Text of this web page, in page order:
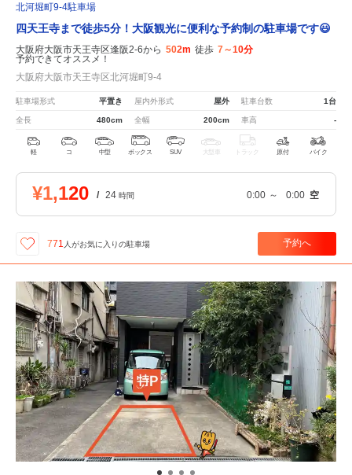
北河堀町9-4駐車場
四天王寺まで徒歩5分！大阪観光に便利な予約制の駐車場です😃
大阪府大阪市天王寺区逢阪2-6から 502m 徒歩 7～10分
予約できてオススメ！
大阪府大阪市天王寺区北河堀町9-4
駐車場形式 平置き 屋内外形式 屋外 駐車台数 1台
全長 480cm 全幅 200cm 車高 -
軽 コ 中型 ボックス SUV 大型車 トラック 原付 バイク
¥1,120 / 24 時間 0:00 ～ 0:00 空
771 人がお気に入りの駐車場 予約へ